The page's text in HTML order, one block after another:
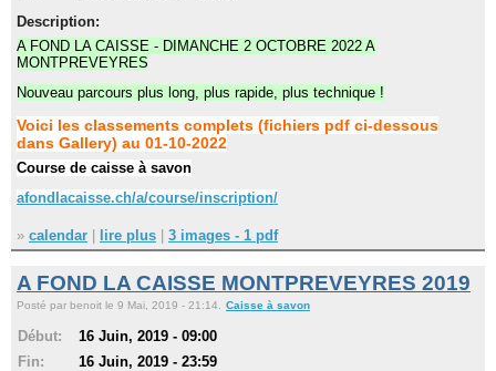
Description:
A FOND LA CAISSE - DIMANCHE 2 OCTOBRE 2022 A
MONTPREVEYRES
Nouveau parcours plus long, plus rapide, plus technique !
Voici les classements complets (fichiers pdf ci-dessous
dans Gallery) au 01-10-2022
Course de caisse à savon
afondlacaisse.ch/a/course/inscription/
» calendar lire plus 3 images - 1 pdf
A FOND LA CAISSE MONTPREVEYRES 2019
Posté par benoit le 9 Mai, 2019 - 21:14. Caisse à savon
Début:
16 Juin, 2019 - 09:00
Fin:
16 Juin, 2019 - 23:59